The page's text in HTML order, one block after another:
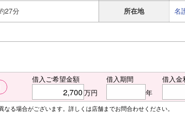
27分 所在地 名
借入ご希望金額
万円
借入期間
年
借入金
る場合がございます。詳しくは店舗までお問合わせください。